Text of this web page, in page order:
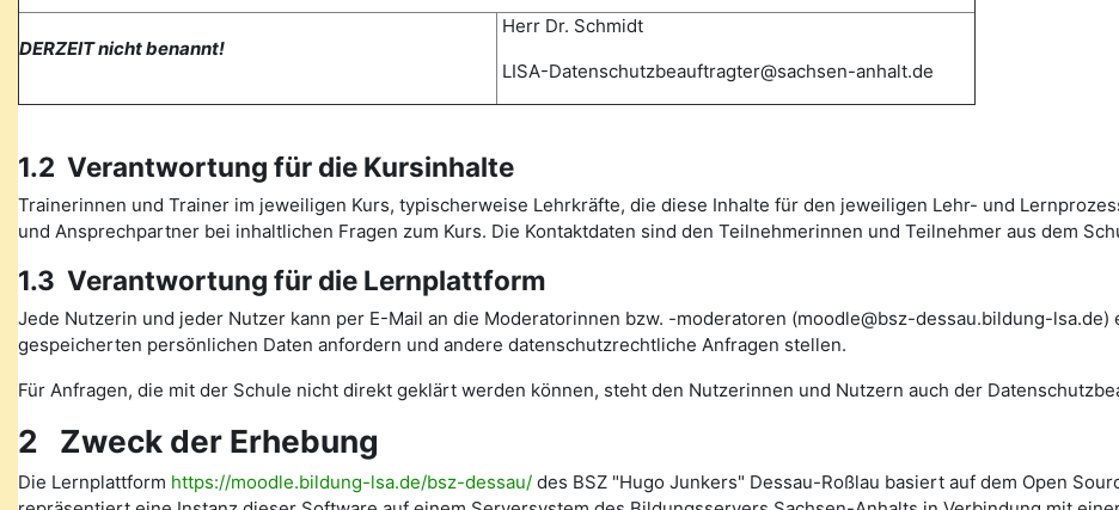
DERZEIT nicht benannt!
Herr Dr. Schmidt
LISA-Datenschutzbeauftragter@sachsen-anhalt.de
1.2 Verantwortung für die Kursinhalte
Trainerinnen und Trainer im jeweiligen Kurs, typischerweise Lehrkräfte, die diese Inhalte für den jeweiligen Lehr- und
und Ansprechpartner bei inhaltlichen Fragen zum Kurs. Die Kontaktdaten sind den Teilnehmerinnen und Teilnehmer aus dem
1.3 Verantwortung für die Lernplattform
Jede Nutzerin und jeder Nutzer kann per E-Mail an die Moderatorinnen bzw. -moderatoren (moodle@bsz-dessau.bildung-
gespeicherten persönlichen Daten anfordern und andere datenschutzrechtliche Anfragen stellen.
Für Anfragen, die mit der Schule nicht direkt geklärt werden können, steht den Nutzerinnen und Nutzern auch der
2 Zweck der Erhebung
Die Lernplattform https://moodle.bildung-lsa.de/bsz-dessau/ des BSZ "Hugo Junkers" Dessau-Roßlau basiert auf dem Open